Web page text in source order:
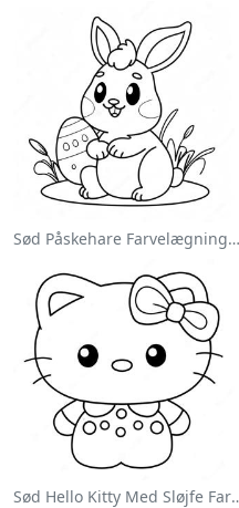
Sød Påskehare Farvelægningsside
Sød Hello Kitty